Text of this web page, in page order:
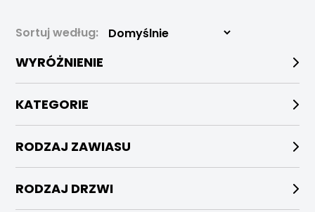
Sortuj według:
WYRÓŻNIENIE
KATEGORIE
RODZAJ ZAWIASU
RODZAJ DRZWI